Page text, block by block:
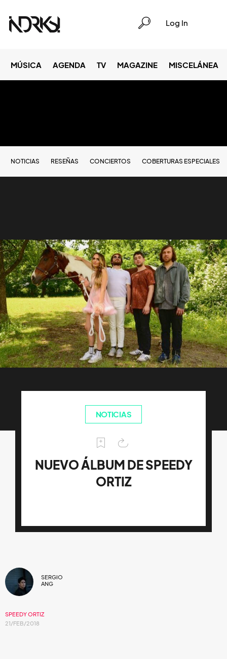
Log In
MÚSICA AGENDA TV MAGAZINE MISCELÁNEA
NOTICIAS RESEÑAS CONCIERTOS COBERTURAS ESPECIALES
NOTICIAS
NUEVO ÁLBUM DE SPEEDY
ORTIZ
SERGIO
ANG
SPEEDY ORTIZ
21/FEB/2018